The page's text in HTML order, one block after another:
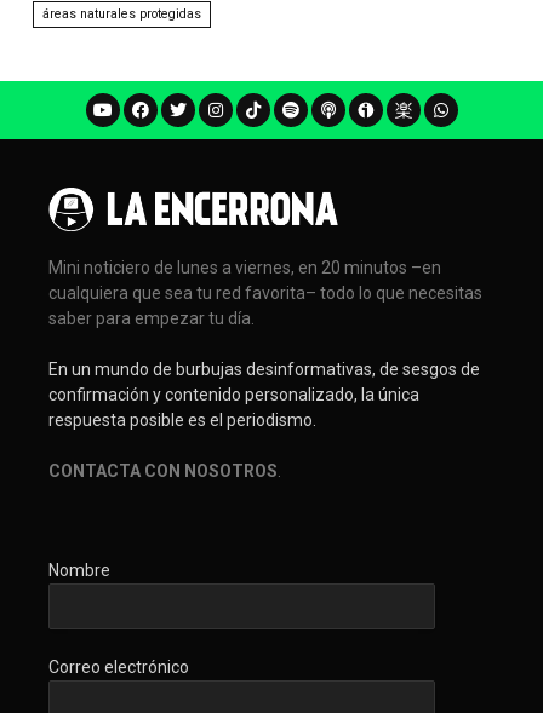
áreas naturales protegidas
Mini noticiero de lunes a viernes, en 20 minutos –en
cualquiera que sea tu red favorita– todo lo que necesitas
saber para empezar tu día.
En un mundo de burbujas desinformativas, de sesgos de
confirmación y contenido personalizado, la única
respuesta posible es el periodismo.
CONTACTA CON NOSOTROS.
Nombre
Correo electrónico